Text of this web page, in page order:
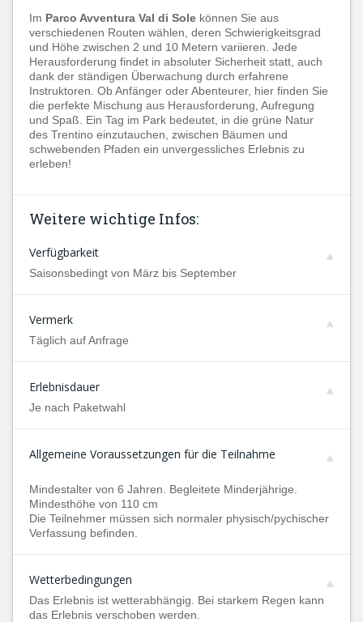
Im Parco Avventura Val di Sole können Sie aus
verschiedenen Routen wählen, deren Schwierigkeitsgrad
und Höhe zwischen 2 und 10 Metern variieren. Jede
Herausforderung findet in absoluter Sicherheit statt, auch
dank der ständigen Überwachung durch erfahrene
Instruktoren. Ob Anfänger oder Abenteurer, hier finden Sie
die perfekte Mischung aus Herausforderung, Aufregung
und Spaß. Ein Tag im Park bedeutet, in die grüne Natur
des Trentino einzutauchen, zwischen Bäumen und
schwebenden Pfaden ein unvergessliches Erlebnis zu
erleben!
Weitere wichtige Infos:
Verfügbarkeit
Saisonsbedingt von März bis September
Vermerk
Täglich auf Anfrage
Erlebnisdauer
Je nach Paketwahl
Allgemeine Voraussetzungen für die Teilnahme
Mindestalter von 6 Jahren. Begleitete Minderjährige.
Mindesthöhe von 110 cm
Die Teilnehmer müssen sich normaler physisch/pychischer
Verfassung befinden.
Wetterbedingungen
Das Erlebnis ist wetterabhängig. Bei starkem Regen kann
das Erlebnis verschoben werden.